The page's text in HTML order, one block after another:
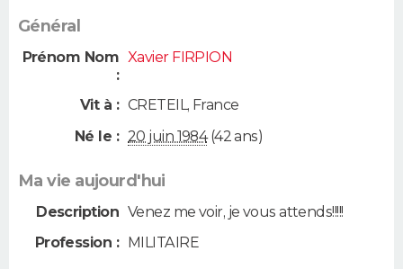
Général
Prénom Nom
:
Xavier FIRPION
Vit à : CRETEIL, France
Né le : 20 juin 1984(42 ans)
Ma vie aujourd'hui
Description Venez me voir, je vous attends!!!!!
Profession :
MILITAIRE